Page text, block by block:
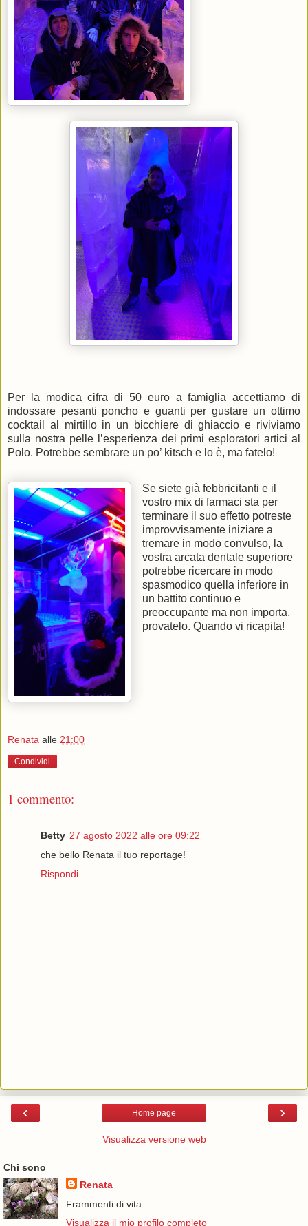
Per la modica cifra di 50 euro a famiglia accettiamo di
indossare pesanti poncho e guanti per gustare un ottimo
cocktail al mirtillo in un bicchiere di ghiaccio e riviviamo
sulla nostra pelle l’esperienza dei primi esploratori artici al
Polo. Potrebbe sembrare un po’ kitsch e lo è, ma fatelo!
Se siete già febbricitanti e il
vostro mix di farmaci sta per
terminare il suo effetto potreste
improvvisamente iniziare a
tremare in modo convulso, la
vostra arcata dentale superiore
potrebbe ricercare in modo
spasmodico quella inferiore in
un battito continuo e
preoccupante ma non importa,
provatelo. Quando vi ricapita!
Renata alle 21:00
Condividi
1 commento:
Betty 27 agosto 2022 alle ore 09:22
che bello Renata il tuo reportage!
Rispondi
‹ ›
Home page
Visualizza versione web
Chi sono
Renata
Frammenti di vita
Visualizza il mio profilo completo